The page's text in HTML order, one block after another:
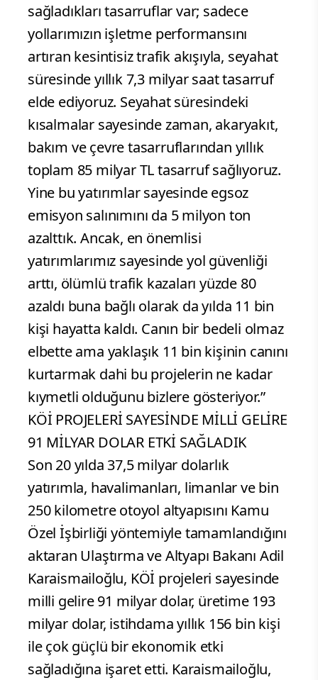
sağladıkları tasarruflar var; sadece
yollarımızın işletme performansını
artıran kesintisiz trafik akışıyla, seyahat
süresinde yıllık 7,3 milyar saat tasarruf
elde ediyoruz. Seyahat süresindeki
kısalmalar sayesinde zaman, akaryakıt,
bakım ve çevre tasarruflarından yıllık
toplam 85 milyar TL tasarruf sağlıyoruz.
Yine bu yatırımlar sayesinde egsoz
emisyon salınımını da 5 milyon ton
azalttık. Ancak, en önemlisi
yatırımlarımız sayesinde yol güvenliği
arttı, ölümlü trafik kazaları yüzde 80
azaldı buna bağlı olarak da yılda 11 bin
kişi hayatta kaldı. Canın bir bedeli olmaz
elbette ama yaklaşık 11 bin kişinin canını
kurtarmak dahi bu projelerin ne kadar
kıymetli olduğunu bizlere gösteriyor.”
KÖİ PROJELERİ SAYESİNDE MİLLİ GELİRE
91 MİLYAR DOLAR ETKİ SAĞLADIK
Son 20 yılda 37,5 milyar dolarlık
yatırımla, havalimanları, limanlar ve bin
250 kilometre otoyol altyapısını Kamu
Özel İşbirliği yöntemiyle tamamlandığını
aktaran Ulaştırma ve Altyapı Bakanı Adil
Karaismailoğlu, KÖİ projeleri sayesinde
milli gelire 91 milyar dolar, üretime 193
milyar dolar, istihdama yıllık 156 bin kişi
ile çok güçlü bir ekonomik etki
sağladığına işaret etti. Karaismailoğlu,